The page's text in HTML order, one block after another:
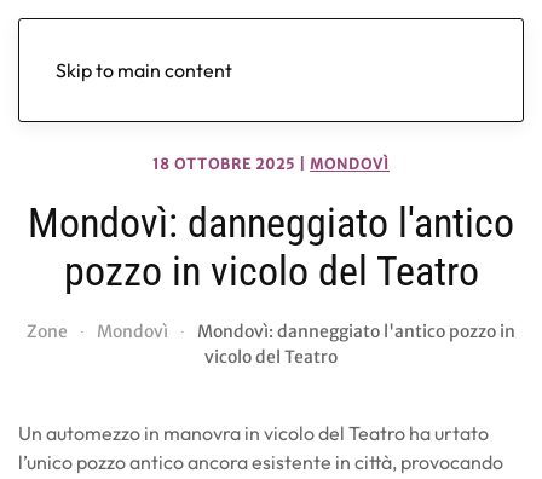
Skip to main content
18 OTTOBRE 2025 MONDOVÌ
Mondovì: danneggiato l'antico
pozzo in vicolo del Teatro
Zone Mondovì
Mondovì: danneggiato l'antico pozzo in
vicolo del Teatro
Un automezzo in manovra in vicolo del Teatro ha urtato
l’unico pozzo antico ancora esistente in città, provocando